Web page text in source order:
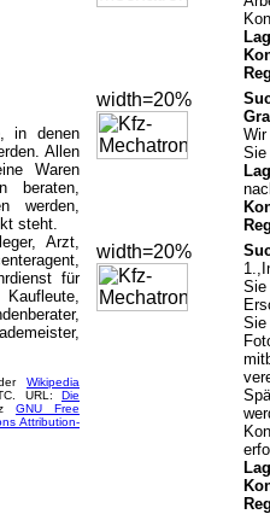
in denen
Allen
Waren
beraten,
werden,
steht.
Arzt,
für
Wikipedia
URL: Die
GNU Free
Attribution-
width=20%
Sie
width=20%
Sie
Sie